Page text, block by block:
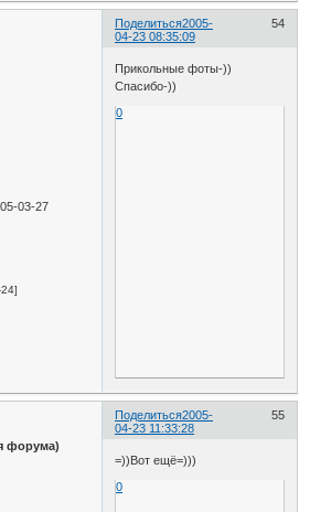
Поделиться 54
2005-
04-23 08:35:09
03-27
Прикольные фоты-))
Спасибо-))
0
Поделиться 55
2005-
04-23 11:33:28
форума)
=))Вот ещё=)))
0